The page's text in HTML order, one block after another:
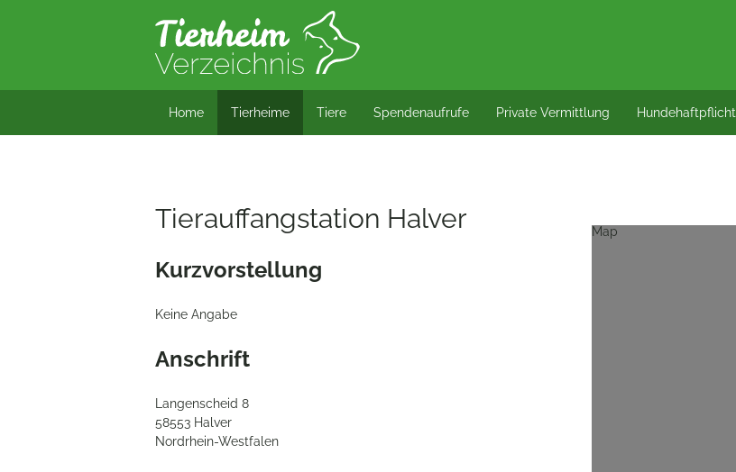
Home
Tierheime Tiere Spendenaufrufe Private Vermittlung Hundehaftpflicht
Tierauffangstation Halver
Kurzvorstellung
Keine Angabe
Anschrift
Langenscheid 8
58553 Halver
Nordrhein-Westfalen
Map